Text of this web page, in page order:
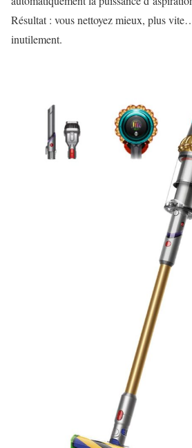
Résultat : vous nettoyez mieux, plus
inutilement.